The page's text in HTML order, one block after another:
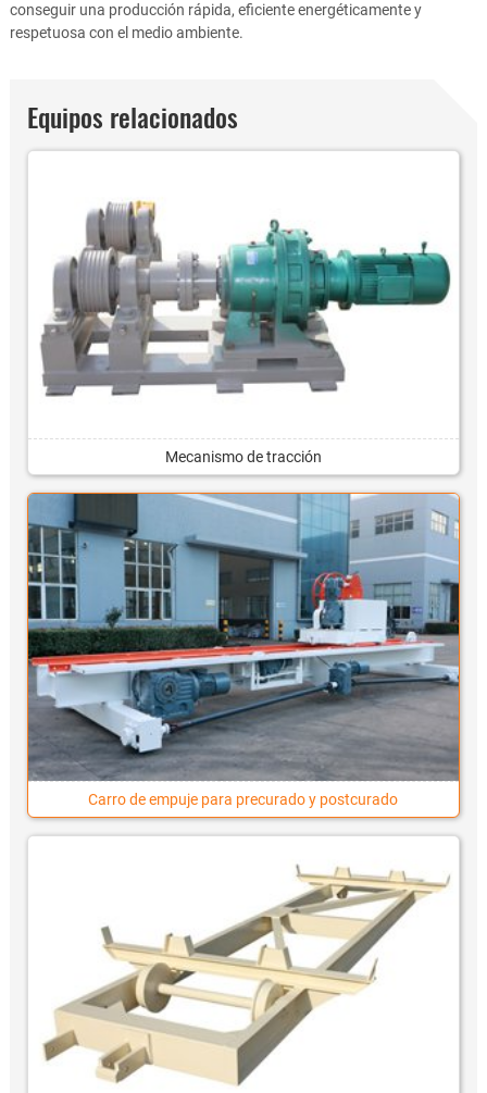
conseguir una producción rápida, eficiente energéticamente y
respetuosa con el medio ambiente.
Equipos relacionados
Mecanismo de tracción
Carro de empuje para precurado y postcurado